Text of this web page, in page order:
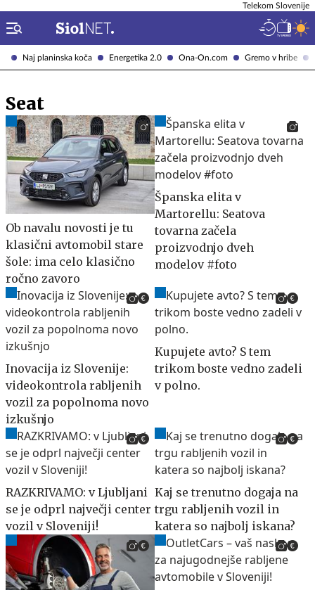
Naj planinska koča Energetika 2.0 Ona-On.com Gremo v hribe
Telekom Slovenije
Seat
Ob navalu novosti je tu
klasični avtomobil stare
šole: ima celo klasično
ročno zavoro
Španska elita v
Martorellu: Seatova
tovarna začela
proizvodnjo dveh
modelov #foto
Inovacija iz Slovenije:
videokontrola rabljenih
vozil za popolnoma novo
izkušnjo
Kupujete avto? S tem
trikom boste vedno zadeli
v polno.
RAZKRIVAMO: v Ljubljani
se je odprl največji center
vozil v Sloveniji!
Kaj se trenutno dogaja na
trgu rabljenih vozil in
katera so najbolj iskana?